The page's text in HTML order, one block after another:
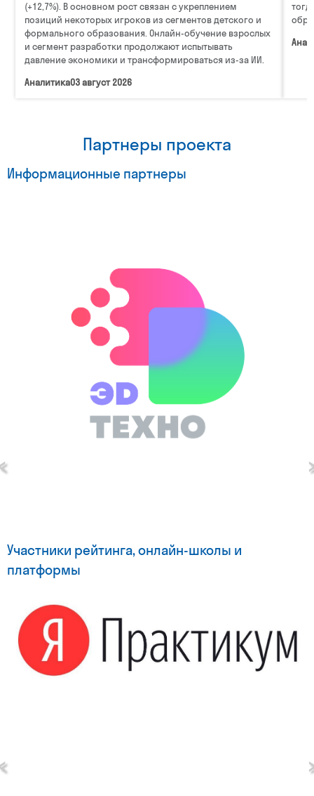
(+12,7%). В основном рост связан с укреплением
позиций некоторых игроков из сегментов детского и
формального образования. Онлайн-обучение взрослых
и сегмент разработки продолжают испытывать
давление экономики и трансформироваться из-за ИИ.
Аналитика03 август 2026
Партнеры проекта
Информационные партнеры
Участники рейтинга, онлайн-школы и
платформы